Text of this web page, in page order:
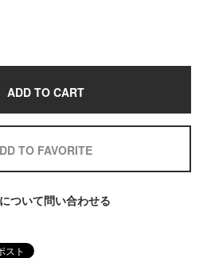
ADD TO CART
TO FAVORITE
ついて問い合わせる